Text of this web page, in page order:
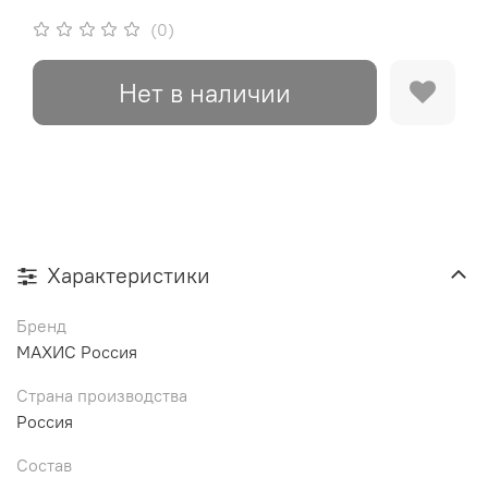
(0)
Нет в наличии
Характеристики
Бренд
МАХИС Россия
Страна производства
Россия
Состав